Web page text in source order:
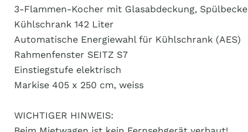
3-Flammen-Kocher mit Glasabdeckung,
Kühlschrank 142 Liter
Automatische Energiewahl für Kühlschrank (AES)
Rahmenfenster SEITZ S7
Einstiegstufe elektrisch
Markise 405 x 250 cm, weiss
WICHTIGER HINWEIS: